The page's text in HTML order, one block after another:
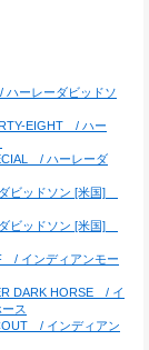
ハーレーダビッドソ
EIGHT　/ ハー
　/ ハーレーダ
ビッドソン [米国]
ビッドソン [米国]
/ インディアンモー
DARK HORSE　/ イ
ス
　/ インディアン